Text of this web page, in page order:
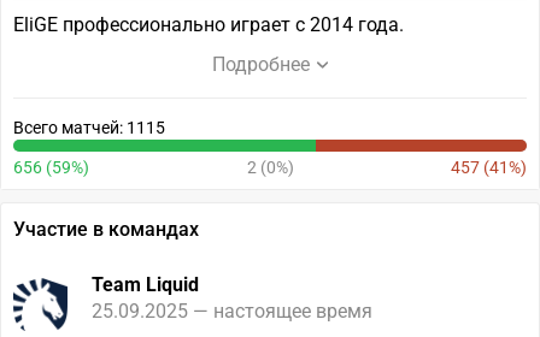
EliGE профессионально играет с 2014 года.
Подробнее
Всего матчей: 1115
656 (59%) 2 (0%) 457 (41%)
Участие в командах
Team Liquid
25.09.2025 — настоящее время